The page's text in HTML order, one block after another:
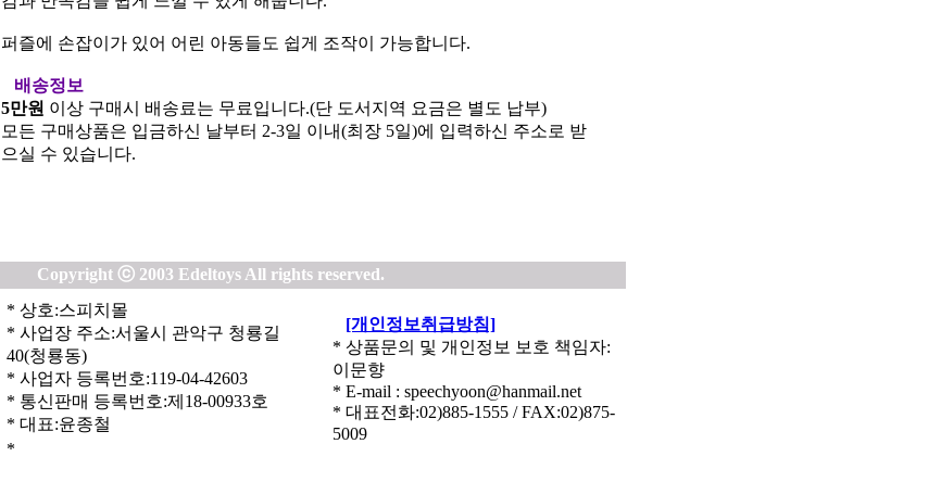
퍼즐에 손잡이가 있어 어린 아동들도 쉽게 조작이 가능합니다.
배송정보
5만원 이상 구매시 배송료는 무료입니다.(단 도서지역 요금은 별도 납부)
모든 구매상품은 입금하신 날부터 2-3일 이내(최장 5일)에 입력하신 주소로 받
으실 수 있습니다.
Copyright ⓒ 2003 Edeltoys All rights reserved.
* 상호:스피치몰
* 사업장 주소:서울시 관악구 청룡길
40(청룡동)
* 사업자 등록번호:119-04-42603
* 통신판매 등록번호:제18-00933호
* 대표:윤종철
*
[개인정보취급방침]
* 상품문의 및 개인정보 보호 책임자:
이문향
* E-mail : speechyoon@hanmail.net
* 대표전화:02)885-1555 / FAX:02)875-
5009